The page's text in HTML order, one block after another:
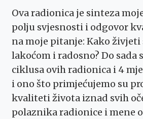
Ova radionica je sinteza
polju svjesnosti i odgovor
na moje pitanje: Kako živjeti
lakoćom i radosno? Do sada
ciklusa ovih radionica i 4
i ono što primjećujemo su
kvaliteti života iznad svih
polaznika radionice i mene